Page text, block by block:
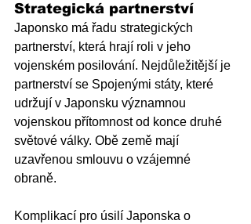
Strategická partnerství
Japonsko má řadu strategických
partnerství, která hrají roli v jeho
vojenském posilování. Nejdůležitější je
partnerství se Spojenými státy, které
udržují v Japonsku významnou
vojenskou přítomnost od konce druhé
světové války. Obě země mají
uzavřenou smlouvu o vzájemné
obraně.
Komplikací pro úsilí Japonska o